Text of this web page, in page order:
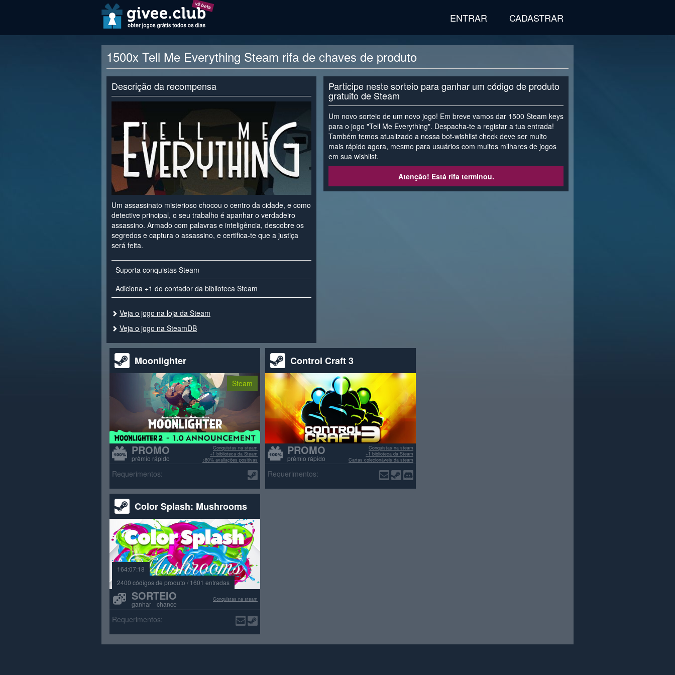
v2 beta
ENTRAR CADASTRAR
1500x Tell Me Everything Steam rifa de chaves de produto
Descrição da recompensa
Um assassinato misterioso chocou o centro da cidade, e como
detective principal, o seu trabalho é apanhar o verdadeiro
assassino. Armado com palavras e inteligência, descobre os
segredos e captura o assassino, e certifica-te que a justiça
será feita.
Suporta conquistas Steam
Adiciona +1 do contador da biblioteca Steam
Veja o jogo na loja da Steam
Veja o jogo na SteamDB
Participe neste sorteio para ganhar um código de produto
gratuito de Steam
Um novo sorteio de um novo jogo! Em breve vamos dar 1500 Steam keys
para o jogo "Tell Me Everything". Despacha-te a registar a tua entrada!
Também temos atualizado a nossa bot-wishlist check deve ser muito
mais rápido agora, mesmo para usuários com muitos milhares de jogos
em sua wishlist.
Atenção! Está rifa terminou.
Moonlighter
Steam
PROMO
prêmio rápido
Conquistas na steam
+1 biblioteca da Steam
>80% avaliações positivas
Requerimentos:
Control Craft 3
PROMO
prêmio rápido
Conquistas na steam
+1 biblioteca da Steam
Cartas colecionáveis da steam
Requerimentos:
Color Splash: Mushrooms
164:07:18
2400 códigos de produto / 1601 entradas
SORTEIO
ganhar chance
Conquistas na steam
Requerimentos: